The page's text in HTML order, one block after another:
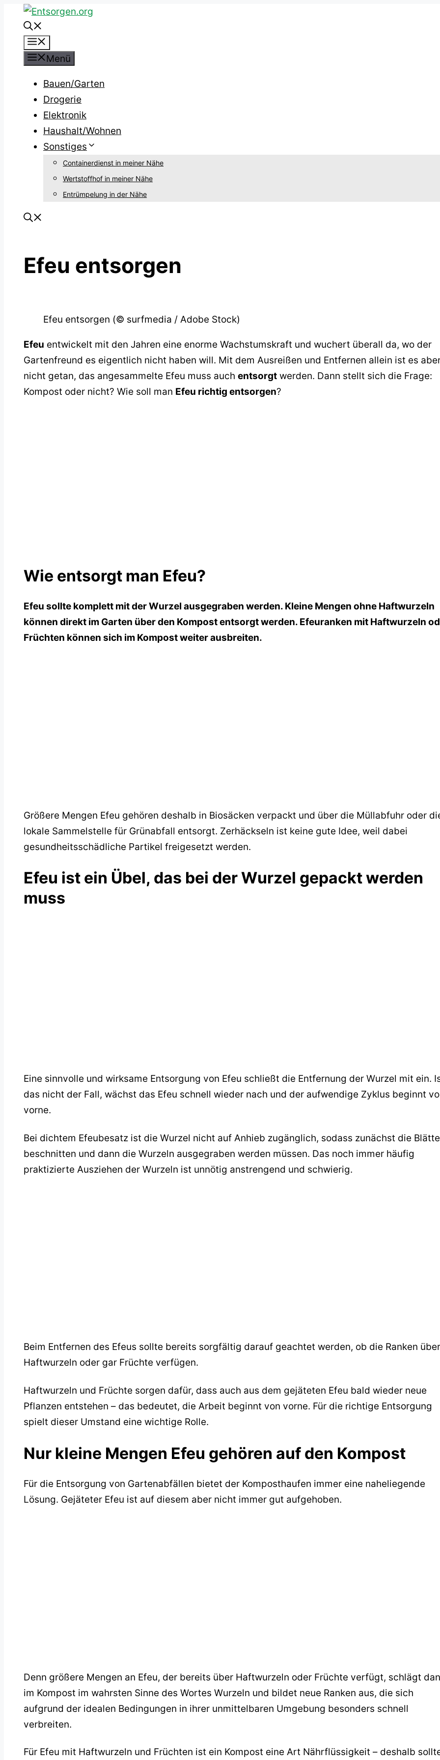
Inhalt
springen
Menü
Bauen/Garten
Drogerie
Elektronik
Haushalt/Wohnen
Sonstiges
Containerdienst in meiner Nähe
Wertstoffhof in meiner Nähe
Entrümpelung in der Nähe
Efeu entsorgen
Efeu entsorgen (© surfmedia / Adobe Stock)
Efeu entwickelt mit den Jahren eine enorme Wachstumskraft und wuchert überall da, wo der
Gartenfreund es eigentlich nicht haben will. Mit dem Ausreißen und Entfernen allein ist es
nicht getan, das angesammelte Efeu muss auch entsorgt werden. Dann stellt sich die Frage:
Kompost oder nicht? Wie soll man Efeu richtig entsorgen?
Wie entsorgt man Efeu?
Efeu sollte komplett mit der Wurzel ausgegraben werden. Kleine Mengen ohne Haftwurzeln
können direkt im Garten über den Kompost entsorgt werden. Efeuranken mit Haftwurzeln
Früchten können sich im Kompost weiter ausbreiten.
Größere Mengen Efeu gehören deshalb in Biosäcken verpackt und über die Müllabfuhr oder
lokale Sammelstelle für Grünabfall entsorgt. Zerhäckseln ist keine gute Idee, weil dabei
gesundheitsschädliche Partikel freigesetzt werden.
Efeu ist ein Übel, das bei der Wurzel gepackt werden
muss
Eine sinnvolle und wirksame Entsorgung von Efeu schließt die Entfernung der Wurzel mit ein.
das nicht der Fall, wächst das Efeu schnell wieder nach und der aufwendige Zyklus beginnt
vorne.
Bei dichtem Efeubesatz ist die Wurzel nicht auf Anhieb zugänglich, sodass zunächst die
beschnitten und dann die Wurzeln ausgegraben werden müssen. Das noch immer häufig
praktizierte Ausziehen der Wurzeln ist unnötig anstrengend und schwierig.
Beim Entfernen des Efeus sollte bereits sorgfältig darauf geachtet werden, ob die Ranken über
Haftwurzeln oder gar Früchte verfügen.
Haftwurzeln und Früchte sorgen dafür, dass auch aus dem gejäteten Efeu bald wieder neue
Pflanzen entstehen – das bedeutet, die Arbeit beginnt von vorne. Für die richtige Entsorgung
spielt dieser Umstand eine wichtige Rolle.
Nur kleine Mengen Efeu gehören auf den Kompost
Für die Entsorgung von Gartenabfällen bietet der Komposthaufen immer eine naheliegende
Lösung. Gejäteter Efeu ist auf diesem aber nicht immer gut aufgehoben.
Denn größere Mengen an Efeu, der bereits über Haftwurzeln oder Früchte verfügt, schlägt
im Kompost im wahrsten Sinne des Wortes Wurzeln und bildet neue Ranken aus, die sich
aufgrund der idealen Bedingungen in ihrer unmittelbaren Umgebung besonders schnell
verbreiten.
Für Efeu mit Haftwurzeln und Früchten ist ein Kompost eine Art Nährflüssigkeit – deshalb